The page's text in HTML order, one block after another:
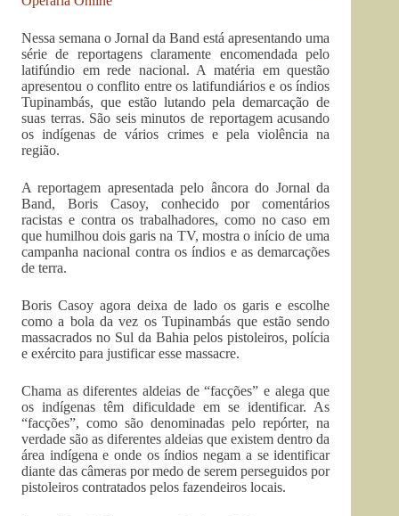
Nessa semana o Jornal da Band está apresentando uma
série de reportagens claramente encomendada pelo
latifúndio em rede nacional. A matéria em questão
apresentou o conflito entre os latifundiários e os índios
Tupinambás, que estão lutando pela demarcação de
suas terras. São seis minutos de reportagem acusando
os indígenas de vários crimes e pela violência na
região.
A reportagem apresentada pelo âncora do Jornal da
Band, Boris Casoy, conhecido por comentários
racistas e contra os trabalhadores, como no caso em
que humilhou dois garis na TV, mostra o início de uma
campanha nacional contra os índios e as demarcações
de terra.
Boris Casoy agora deixa de lado os garis e escolhe
como a bola da vez os Tupinambás que estão sendo
massacrados no Sul da Bahia pelos pistoleiros, polícia
e exército para justificar esse massacre.
Chama as diferentes aldeias de “facções” e alega que
os indígenas têm dificuldade em se identificar. As
“facções”, como são denominadas pelo repórter, na
verdade são as diferentes aldeias que existem dentro da
área indígena e onde os índios negam a se identificar
diante das câmeras por medo de serem perseguidos por
pistoleiros contratados pelos fazendeiros locais.